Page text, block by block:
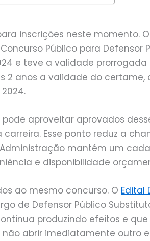
inscrições neste momento.
Público para Defensor
e teve a validade prorrogada
2 anos a validade do certame,
aproveitar aprovados
Esse ponto reduz a
mantém um
e disponibilidade
ao mesmo concurso. O Edital
de Defensor Público
produzindo efeitos e
abrir imediatamente outro